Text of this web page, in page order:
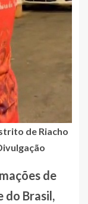
de Riacho
de
do Brasil,